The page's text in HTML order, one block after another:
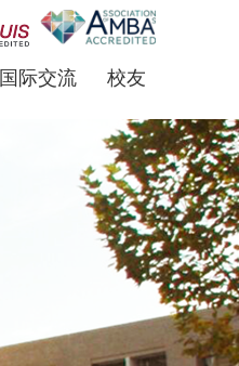
国际交流 校友